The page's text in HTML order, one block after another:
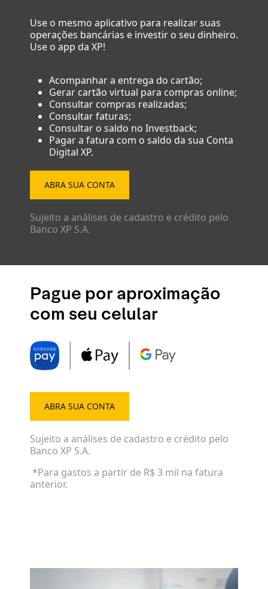
Use o mesmo aplicativo para realizar suas
operações bancárias e investir o seu dinheiro.
Use o app da XP!
Acompanhar a entrega do cartão;
Gerar cartão virtual para compras online;
Consultar compras realizadas;
Consultar faturas;
Consultar o saldo no Investback;
Pagar a fatura com o saldo da sua Conta
Digital XP.
ABRA SUA CONTA
Sujeito a análises de cadastro e crédito pelo
Banco XP S.A.
Pague por aproximação
com seu celular
ABRA SUA CONTA
Sujeito a análises de cadastro e crédito pelo
Banco XP S.A.
*Para gastos a partir de R$ 3 mil na fatura
anterior.